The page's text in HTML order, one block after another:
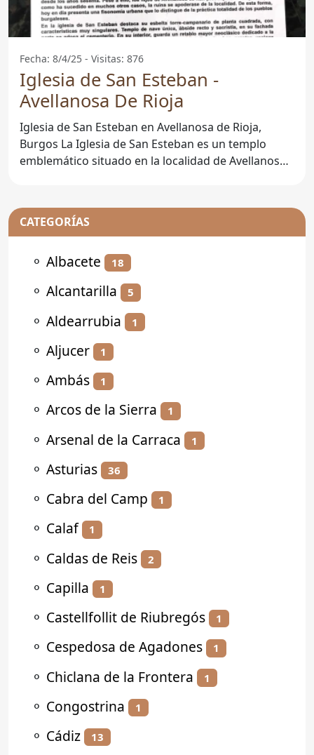
Fecha: 8/4/25 - Visitas: 876
Iglesia de San Esteban -
Avellanosa De Rioja
Iglesia de San Esteban en Avellanosa de Rioja,
Burgos La Iglesia de San Esteban es un templo
emblemático situado en la localidad de Avellanosa
CATEGORÍAS
⚬ Albacete 18
⚬ Alcantarilla 5
⚬ Aldearrubia 1
⚬ Aljucer 1
⚬ Ambás 1
⚬ Arcos de la Sierra 1
⚬ Arsenal de la Carraca 1
⚬ Asturias 36
⚬ Cabra del Camp 1
⚬ Calaf 1
⚬ Caldas de Reis 2
⚬ Capilla 1
⚬ Castellfollit de Riubregós 1
⚬ Cespedosa de Agadones 1
⚬ Chiclana de la Frontera 1
⚬ Congostrina 1
⚬ Cádiz 13